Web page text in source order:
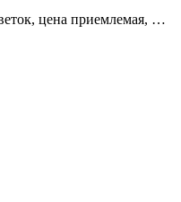
цена приемлемая, …